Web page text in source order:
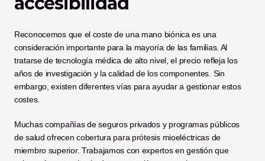
Reconocemos que el coste de una mano biónica es una
consideración importante para la mayoría de las familias. Al
tratarse de tecnología médica de alto nivel, el precio refleja los
años de investigación y la calidad de los componentes. Sin
embargo, existen diferentes vías para ayudar a gestionar estos
costes.
Muchas compañías de seguros privados y programas públicos
de salud ofrecen cobertura para prótesis mioeléctricas de
miembro superior. Trabajamos con expertos en gestión que